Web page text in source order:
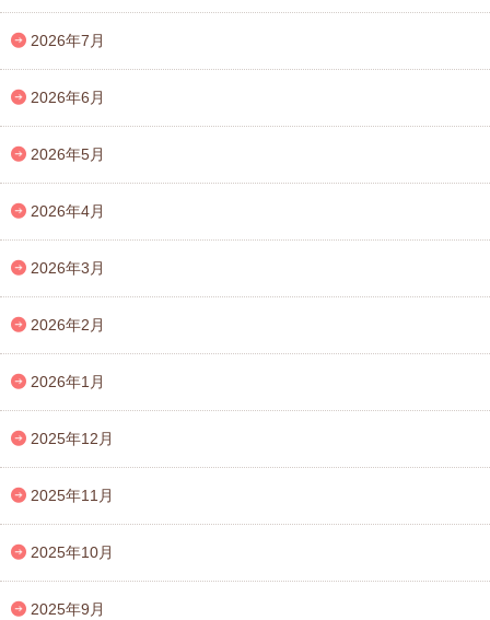
2026年7月
2026年6月
2026年5月
2026年4月
2026年3月
2026年2月
2026年1月
2025年12月
2025年11月
2025年10月
2025年9月